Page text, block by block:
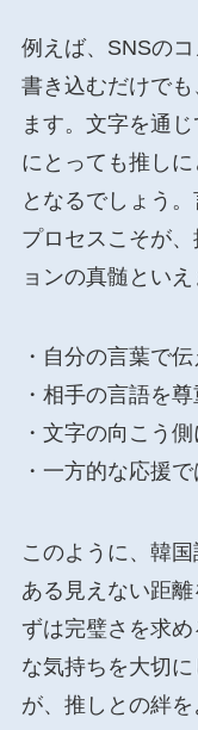
例えば、SNSの
書き込むだけで
ます。文字を通
にとっても推し
となるでしょう
プロセスこそが
ョンの真髄といえ
・自分の言葉で
・相手の言語を
・文字の向こう
・一方的な応援
このように、韓
ある見えない距
ずは完璧さを求
な気持ちを大切
が、推しとの絆